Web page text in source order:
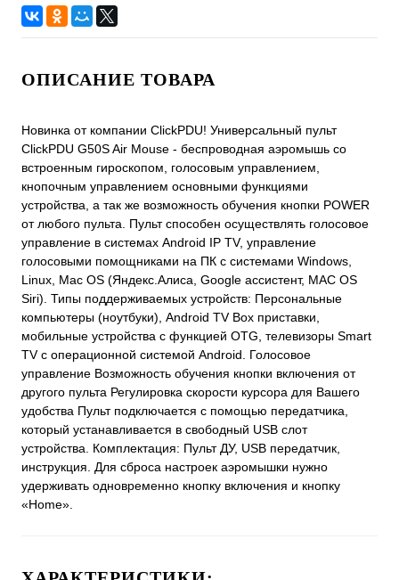
ОПИСАНИЕ ТОВАРА
Новинка от компании ClickPDU! Универсальный пульт
ClickPDU G50S Air Mouse - беспроводная аэромышь со
встроенным гироскопом, голосовым управлением,
кнопочным управлением основными функциями
устройства, а так же возможность обучения кнопки POWER
от любого пульта. Пульт способен осуществлять голосовое
управление в системах Android IP TV, управление
голосовыми помощниками на ПК с системами Windows,
Linux, Mac OS (Яндекс.Алиса, Google ассистент, MAC OS
Siri). Типы поддерживаемых устройств: Персональные
компьютеры (ноутбуки), Android TV Box приставки,
мобильные устройства с функцией OTG, телевизоры Smart
TV с операционной системой Android. Голосовое
управление Возможность обучения кнопки включения от
другого пульта Регулировка скорости курсора для Вашего
удобства Пульт подключается с помощью передатчика,
который устанавливается в свободный USB слот
устройства. Комплектация: Пульт ДУ, USB передатчик,
инструкция. Для сброса настроек аэромышки нужно
удерживать одновременно кнопку включения и кнопку
«Home».